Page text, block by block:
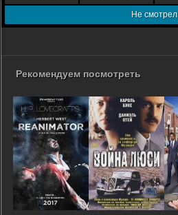
Не смотрел
Рекомендуем посмотреть